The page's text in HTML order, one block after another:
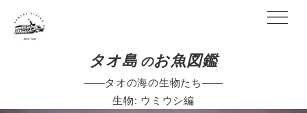
タオ島 のお魚図鑑
タオの海の生物たち
生物: ウミウシ編